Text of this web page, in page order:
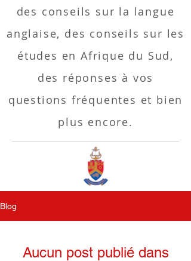
des conseils sur la langue
anglaise, des conseils sur les
études en Afrique du Sud,
des réponses à vos
questions fréquentes et bien
plus encore.
Blog
Aucun post publié dans